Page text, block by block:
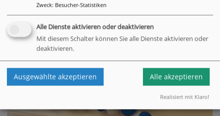
Zweck: Besucher-Statistiken
Alle Dienste aktivieren oder deaktivieren
Mit diesem Schalter können Sie alle Dienste aktivieren oder
deaktivieren.
Ausgewählte akzeptieren Alle akzeptieren
Realisiert mit Klaro!